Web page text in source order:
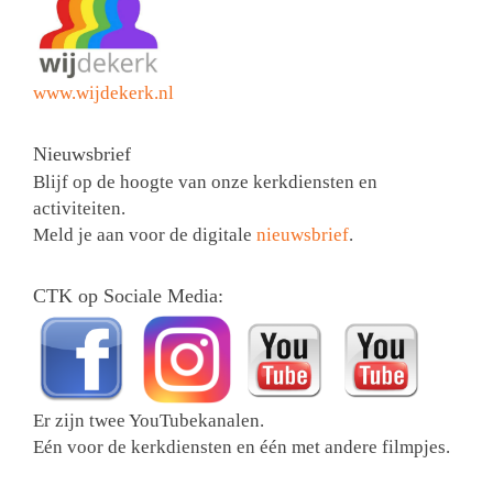
www.wijdekerk.nl
Nieuwsbrief
Blijf op de hoogte van onze kerkdiensten en
activiteiten.
Meld je aan voor de digitale nieuwsbrief.
CTK op Sociale Media:
Er zijn twee YouTubekanalen.
Eén voor de kerkdiensten en één met andere filmpjes.